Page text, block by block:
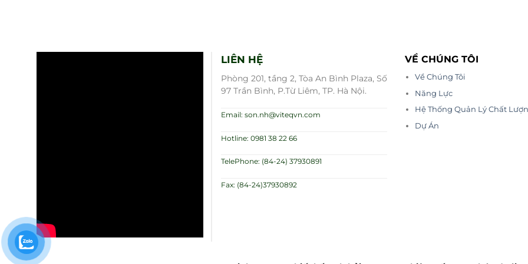
LIÊN HỆ
Phòng 201, tầng 2, Tòa An Bình Plaza, Số
97 Trần Bình, P.Từ Liêm, TP. Hà Nội.
Email: son.nh@viteqvn.com
Hotline: 0981 38 22 66
TelePhone: (84-24) 37930891
Fax: (84-24)37930892
VỀ CHÚNG TÔI
Về Chúng Tôi
Năng Lực
Hệ Thống Quản Lý Chất
Dự Án